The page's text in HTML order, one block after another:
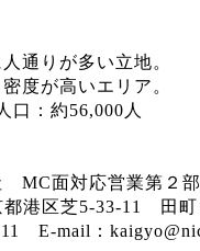
通りが多い立地。
度が高いエリア。
口：約56,000人
MC面対応営業第２
港区芝5-33-11 田町
E-mail：